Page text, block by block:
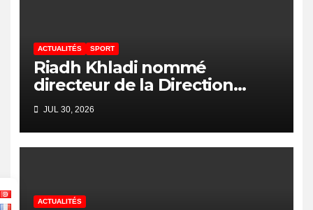
ACTUALITÉS SPORT
Riadh Khladi nommé
directeur de la Direction
Nationale de l’Arbitrage
JUL 30, 2026
ACTUALITÉS